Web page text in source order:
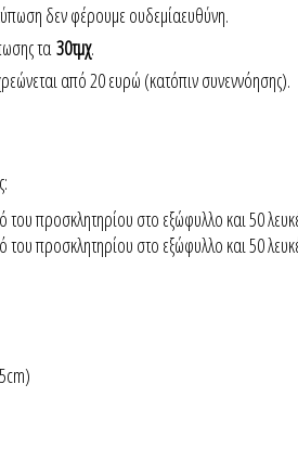
δεν φέρουμε ουδεμίαευθύνη.
τα30τμχ.
από 20 ευρώ (κατόπιν συνεννόησης).
προσκλητηρίου στο εξώφυλλο και 50
προσκλητηρίου στο εξώφυλλο και 50